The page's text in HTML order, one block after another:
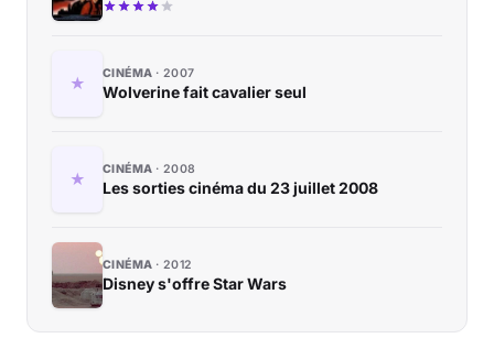
CINÉMA 2007
Wolverine fait cavalier seul
CINÉMA 2008
Les sorties cinéma du 23 juillet 2008
CINÉMA 2012
Disney s'offre Star Wars